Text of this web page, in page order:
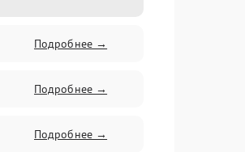
Подробнее →
Подробнее →
Подробнее →